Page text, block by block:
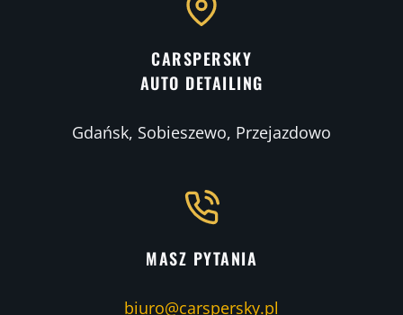
CARSPERSKY
AUTO DETAILING
Gdańsk, Sobieszewo, Przejazdowo
MASZ PYTANIA
biuro@carspersky.pl